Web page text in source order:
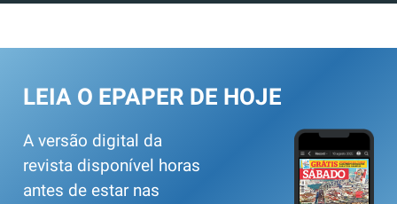
LEIA O EPAPER DE HOJE
A versão digital da
revista disponível horas
antes de estar nas